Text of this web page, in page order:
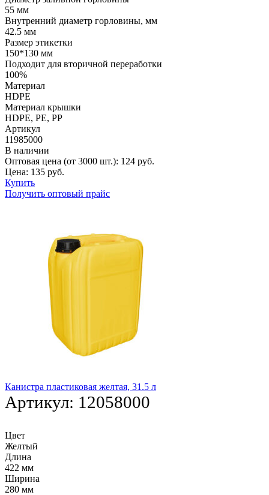
55 мм
Внутренний диаметр горловины, мм
42.5 мм
Размер этикетки
150*130 мм
Подходит для вторичной переработки
100%
Материал
HDPE
Материал крышки
HDPE, РE, РР
Артикул
11985000
В наличии
Оптовая цена (от 3000 шт.): 124 руб.
Цена: 135 руб.
Купить
Получить оптовый прайс
Канистра пластиковая желтая, 31.5 л
Артикул: 12058000
Цвет
Желтый
Длина
422 мм
Ширина
280 мм